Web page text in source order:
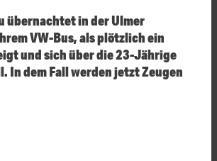
übernachtet in der Ulmer
VW-Bus, als plötzlich ein
und sich über die 23-Jährige
In dem Fall werden jetzt Zeugen